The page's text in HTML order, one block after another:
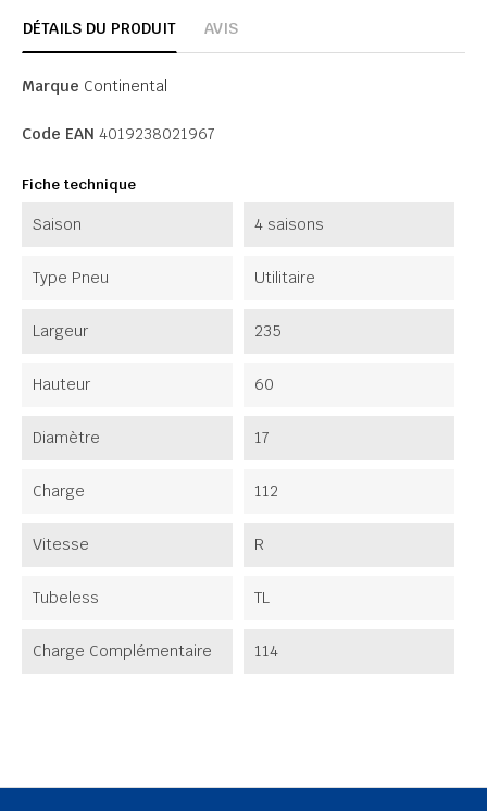
DÉTAILS DU PRODUIT AVIS
Marque Continental
Code EAN 4019238021967
Fiche technique
Saison 4 saisons
Type Pneu Utilitaire
Largeur 235
Hauteur 60
Diamètre 17
Charge 112
Vitesse R
Tubeless TL
Charge Complémentaire 114